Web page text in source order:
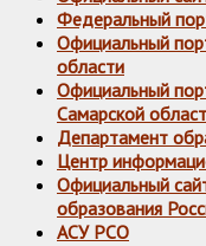
Федеральный
Официальный
области
Официальный
Самарской
Департамент
Центр
Официальный
образования
АСУ РСО